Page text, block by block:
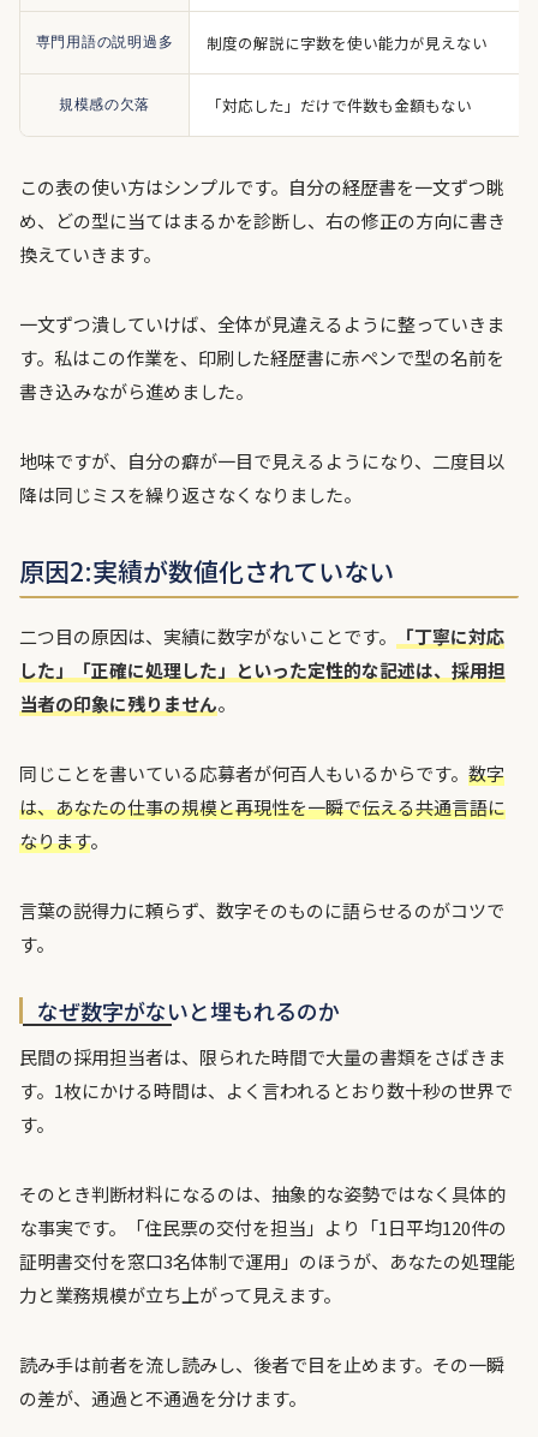
専門用語の説明過多 制度の解説に字数を使い能力が見えない
規模感の欠落 「対応した」だけで件数も金額もない
この表の使い方はシンプルです。自分の経歴書を一文ずつ眺
め、どの型に当てはまるかを診断し、右の修正の方向に書き
換えていきます。
一文ずつ潰していけば、全体が見違えるように整っていきま
す。私はこの作業を、印刷した経歴書に赤ペンで型の名前を
書き込みながら進めました。
地味ですが、自分の癖が一目で見えるようになり、二度目以
降は同じミスを繰り返さなくなりました。
原因2:実績が数値化されていない
二つ目の原因は、実績に数字がないことです。
「丁寧に対応
した」「正確に処理した」といった定性的な記述は、採用担
当者の印象に残りません。
同じことを書いている応募者が何百人もいるからです。 数字
は、あなたの仕事の規模と再現性を一瞬で伝える共通言語に
なります。
言葉の説得力に頼らず、数字そのものに語らせるのがコツで
す。
なぜ数字がないと埋もれるのか
民間の採用担当者は、限られた時間で大量の書類をさばきま
す。1枚にかける時間は、よく言われるとおり数十秒の世界で
す。
そのとき判断材料になるのは、抽象的な姿勢ではなく具体的
な事実です。「住民票の交付を担当」より「1日平均120件の
証明書交付を窓口3名体制で運用」のほうが、あなたの処理能
力と業務規模が立ち上がって見えます。
読み手は前者を流し読みし、後者で目を止めます。その一瞬
の差が、通過と不通過を分けます。